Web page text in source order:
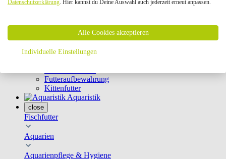
Geschirre & Leinen
Schutznetze
Kippfensterschutz
Katzenkameras
Futternäpfe
Futteraufbewahrung
Kittenfutter
Aquaristik
close
Fischfutter
Aquarien
Aquarienpflege & Hygiene
Datenschutzerklärung. Hier kannst du Deine Auswahl auch jederzeit erneut anpassen.
Alle Cookies akzeptieren
Individuelle Einstellungen